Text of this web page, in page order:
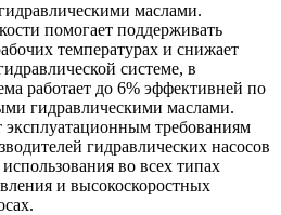
маслами.
помогает поддерживать
температурах и снижает
системе, в
работает до 6% эффективней по
гидравлическими маслами.
эксплуатационным требованиям
гидравлических насосов
во всех типах
и высокоскоростных